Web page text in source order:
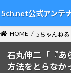
ン
テ
ン
ツ
ビ
ゲ
ー
シ
5ch.net公式アンテ
HOME 5ちゃんねる
石丸伸二「『あ
方法をとらなか